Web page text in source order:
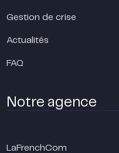
Gestion de crise
Actualités
FAQ
Notre agence
LaFrenchCom